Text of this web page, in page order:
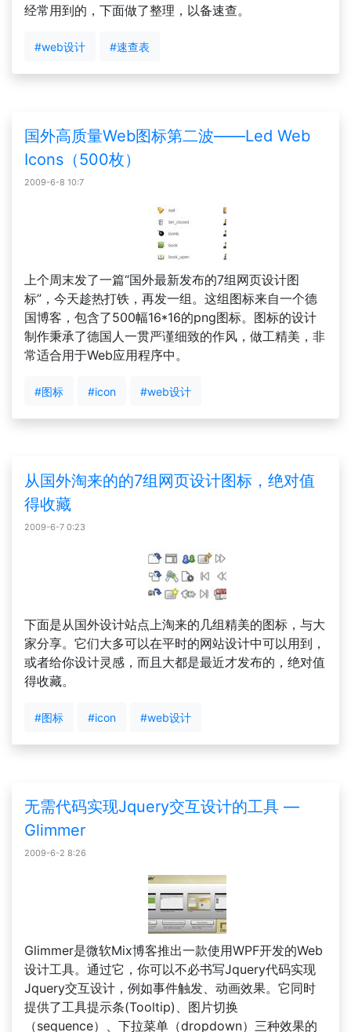
经常用到的，下面做了整理，以备速查。
#web设计 #速查表
国外高质量Web图标第二波——Led Web
Icons（500枚）
2009-6-8 10:7
上个周末发了一篇“国外最新发布的7组网页设计图
标”，今天趁热打铁，再发一组。这组图标来自一个德
国博客，包含了500幅16*16的png图标。图标的设计
制作秉承了德国人一贯严谨细致的作风，做工精美，非
常适合用于Web应用程序中。
#图标 #icon #web设计
从国外淘来的的7组网页设计图标，绝对值
得收藏
2009-6-7 0:23
下面是从国外设计站点上淘来的几组精美的图标，与大
家分享。它们大多可以在平时的网站设计中可以用到，
或者给你设计灵感，而且大都是最近才发布的，绝对值
得收藏。
#图标 #icon #web设计
无需代码实现Jquery交互设计的工具 —
Glimmer
2009-6-2 8:26
Glimmer是微软Mix博客推出一款使用WPF开发的Web
设计工具。通过它，你可以不必书写Jquery代码实现
Jquery交互设计，例如事件触发、动画效果。它同时
提供了工具提示条(Tooltip)、图片切换
（sequence）、下拉菜单（dropdown）三种效果的